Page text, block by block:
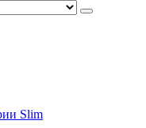
Slim